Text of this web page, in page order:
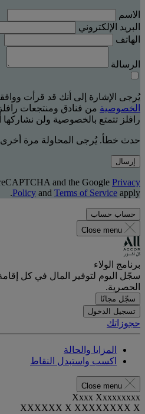
الاسم
البريد الإلكتروني
الهاتف
الرسالة
يُرجى الإشارة إلى أنك قد قرأت
الخصوصية من فنادق ومنتجعات
رافلز تتمتع بالخصوصية ولن
حدث خطأ. يُرجى المحاولة مرة أخرى
إرسال
and the Google Privacy
Policy and Terms of Service apply.
حساب حساب
Close menu
برنامج الولاء
سجّل اليوم لتوفير المال في كل إقامة
الحصرية.
سجّل مجانًا
تسجيل الدخول
حجوزاتك
المزايا والحالة
اكسب واستبدل النقاط
Close menu
Xxxx Xxxxxxxxx
XXXXXX X XXXXXXXX X